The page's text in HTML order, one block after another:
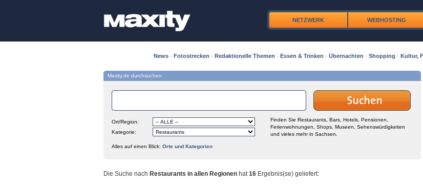
NETZWERK WEBHOSTING
News · Fotostrecken · Redaktionelle Themen · Essen & Trinken · Übernachten · Shopping · Kultur,
Maxity.de durchsuchen
Ort/Region:
Kategorie:
Finden Sie Restaurants, Bars, Hotels, Pensionen,
Ferienwohnungen, Shops, Museen, Sehenswürdigkeiten
und vieles mehr in Sachsen.
Alles auf einen Blick: Orte und Kategorien
Die Suche nach Restaurants in allen Regionen hat16 Ergebnis(se) geliefert: